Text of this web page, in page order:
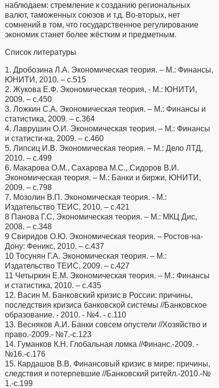
наблюдаем: стремление к созданию региональных
валют, таможенных союзов и т.д. Во-вторых, нет
сомнений в том, что государственное регулирование
экономик станет более жёстким и предметным.
Список литературы
1. Дробозина Л.А. Экономическая теория. – М.: Финансы,
ЮНИТИ, 2010. – с.515
2. Жукова Е.Ф. Экономическая теория. - М.: ЮНИТИ,
2009. – с.450
3. Ложкин С.А. Экономическая теория. – М.: Финансы и
статистика, 2009. – с.364
4. Лаврушин О.И. Экономическая теория. – М.: Финансы
и статисти-ка, 2009. – с.460
5. Липсиц И.В. Экономическая теория. – М.: Дело ЛТД,
2010. – с.499
6. Макарова О.М., Сахарова М.С., Сидоров В.И.
Экономическая теория. – М.: Банки и биржи, ЮНИТИ,
2009. – с.798
7. Мозолин В.П. Экономическая теория. - М.:
Издательство ТЕИС, 2010. – с.421
8 Панова Г.С. Экономическая теория. – М.: МКЦ Дис,
2008. – с.348
9 Свиридов О.Ю. Экономическая теория. – Ростов-на-
Дону: Феникс, 2010. – с.437
10 Тосунян Г.А. Экономическая теория. – М.:
Издательство ТЕИС, 2009. – с.427
11 Четыркин Е.М. Экономическая теория. – М.: Финансы
и статистика, 2010. – с.435
12. Васин М. Банковский кризис в России: причины,
последствия кризиса банковской системы //Банковское
образование. - 2010. - №4. - с.110
13. Весняков А.И. Банки совсем опустели //Хозяйство и
право.-2009.- №7.-с.123
14. Гуманков К.Н. Глобальная ломка //Финанс.-2009. -
№16.-с.176
15. Кардашов В.В. Финансовый кризис в мире: причины,
следствия и потерпевшие //Банковский ритейл.-2010.-№
1.-с.199